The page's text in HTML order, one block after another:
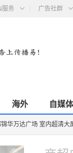
服务 广告社群
海外 自媒体
华万达广场 室内超清大